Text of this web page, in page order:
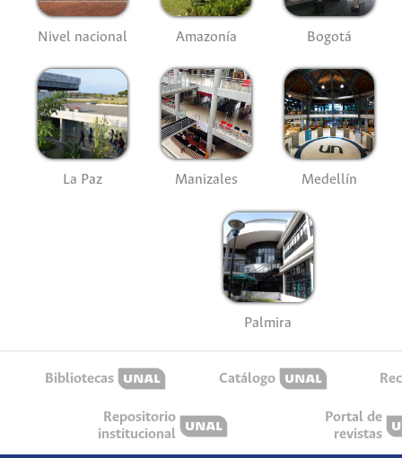
Nivel nacional Amazonía Bogotá
La Paz Manizales Medellín
Palmira
Bibliotecas Catálogo
Repositorio
institucional
Portal de
revistas